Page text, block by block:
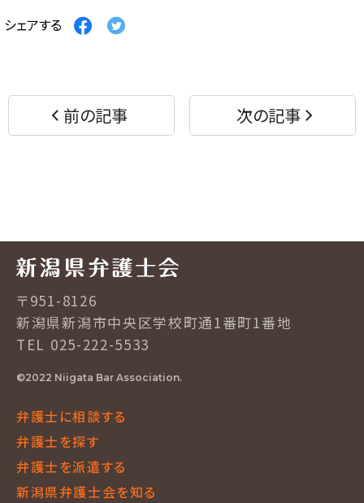
シェアする Facebook
す
る
Twitter
す
る
前の記事 次の記事
〒951-8126
新潟県新潟市中央区学校町通1番町1番地
TEL 025-222-5533
©2022 Niigata Bar Association.
弁護士に相談する
弁護士を探す
弁護士を派遣する
新潟県弁護士会を知る